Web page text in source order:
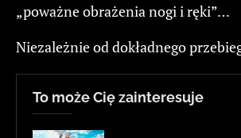
„poważne obrażenia nogi i ręki”…
Niezależnie od dokładnego
To może Cię zainteresuje